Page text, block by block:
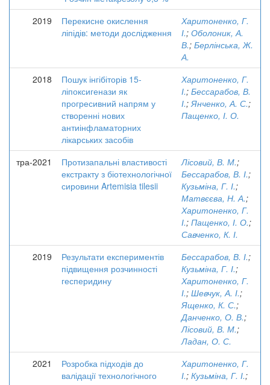
2019
Перекисне окислення
ліпідів: методи дослідження
Харитоненко, Г.
І.; Оболоник, А.
В.; Берлінська, Ж.
А.
2018
Пошук інгібіторів 15-
ліпоксигенази як
прогресивний напрям у
створенні нових
антиінфламаторних
лікарських засобів
Харитоненко, Г.
І.; Бессарабов, В.
І.;Янченко, А. С.;
Пащенко, І. О.
тра-2021
Протизапальні властивості
екстракту з біотехнологічної
сировини Artemisia tilesii
Лісовий, В. М.;
Бессарабов, В. І.;
Кузьміна, Г. І.;
Матвєєва, Н. А.;
Харитоненко, Г.
І.; Пащенко, І. О.;
Савченко, К. І.
2019
Результати експериментів
підвищення розчинності
гесперидину
Бессарабов, В. І.;
Кузьміна, Г. І.;
Харитоненко, Г.
І.; Шевчук, А. І.;
Ященко, К. С.;
Данченко, О. В.;
Лісовий, В. М.;
Ладан, О. С.
2021
Розробка підходів до
валідації технологічного
Харитоненко, Г.
І.; Кузьміна, Г. І.;